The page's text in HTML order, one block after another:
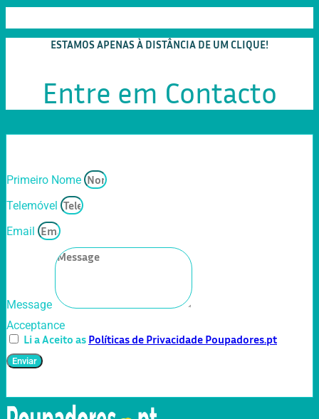
ESTAMOS APENAS À DISTÂNCIA DE UM CLIQUE!
Entre em Contacto
Primeiro Nome
Telemóvel
Email
Message
Acceptance
Li a Aceito as Políticas de Privacidade Poupadores.pt
Enviar